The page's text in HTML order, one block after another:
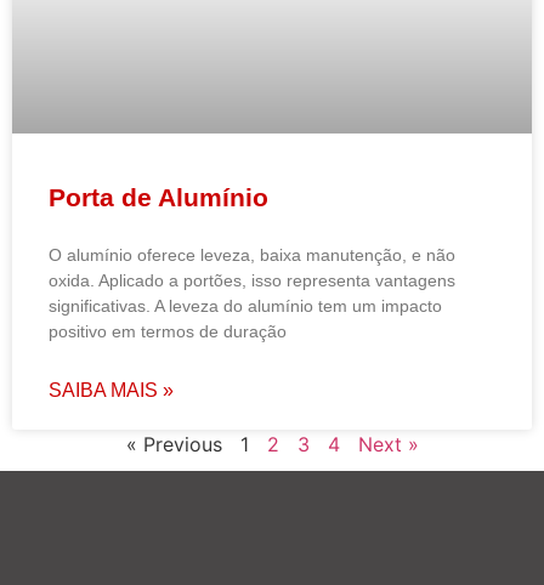
Porta de Alumínio
O alumínio oferece leveza, baixa manutenção, e não
oxida. Aplicado a portões, isso representa vantagens
significativas. A leveza do alumínio tem um impacto
positivo em termos de duração
SAIBA MAIS »
« Previous 1 2 3 4 Next »